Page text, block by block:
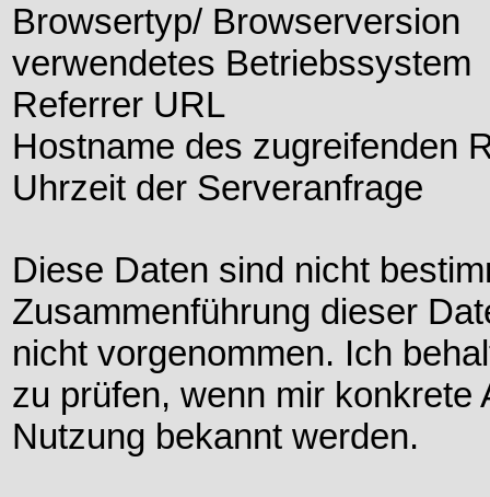
Browsertyp/ Browserversion
verwendetes Betriebssystem
Referrer URL
Hostname des zugreifenden
Uhrzeit der Serveranfrage
Diese Daten sind nicht
Zusammenführung dieser
nicht vorgenommen. Ich
zu prüfen, wenn mir
Nutzung bekannt werden.